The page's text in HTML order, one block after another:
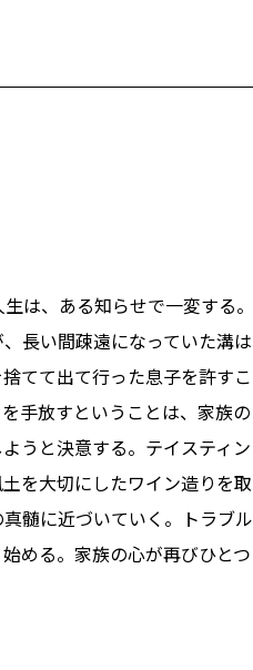
は、ある知らせで一変する。
長い間疎遠になっていた溝は
てて出て行った息子を許すこ
手放すということは、家族の
うと決意する。テイスティン
を大切にしたワイン造りを取
髄に近づいていく。トラブル
める。家族の心が再びひとつ